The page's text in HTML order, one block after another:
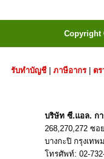
Copyright
รับทำบัญชี ภาษีอากร ต
บริษัท ซี.แอล. ก
268,270,272 ซ
บางกะปิ กรุงเทพ
โทรศัพท์: 02-